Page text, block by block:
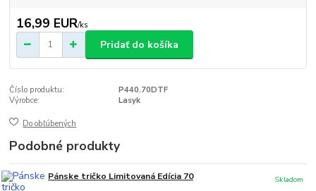
16,99 EUR/ks
Pridať do košíka
Číslo produktu:
P440.70DTF
Výrobce:
Lasyk
Do obľúbených
Podobné produkty
Pánske tričko Limitovaná Edícia 70
Skladom